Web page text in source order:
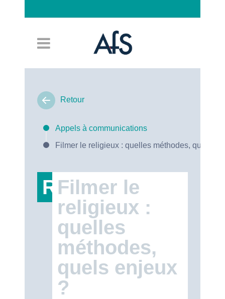
Retour
Appels à communications
Filmer le religieux : quelles méthodes, quels
RT47
Filmer le
religieux :
quelles
méthodes,
quels enjeux
?